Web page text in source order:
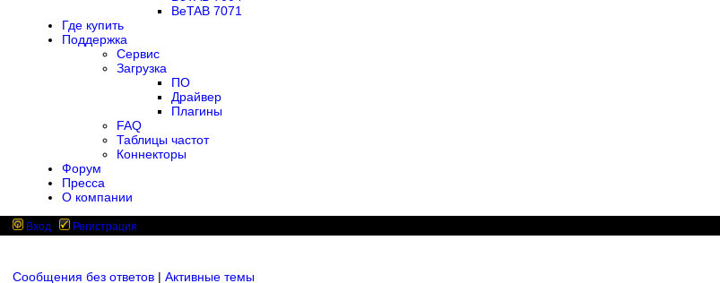
BeTAB 7071
Где купить
Поддержка
Сервис
Загрузка
ПО
Драйвер
Плагины
FAQ
Таблицы частот
Коннекторы
Форум
Пресса
О компании
Вход Регистрация
Сообщения без ответов | Активные темы